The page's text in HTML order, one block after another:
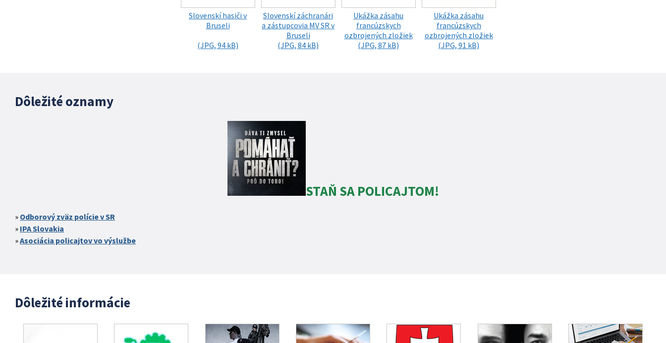
Slovenskí hasiči v
Bruseli
(JPG, 94 kB)
Slovenskí záchranári
a zástupcovia MV SR v
Bruseli
(JPG, 84 kB)
Ukážka zásahu
francúzskych
ozbrojených zložiek
(JPG, 87 kB)
Ukážka zásahu
francúzskych
ozbrojených zložiek
(JPG, 91 kB)
Dôležité oznamy
STAŇ SA POLICAJTOM!
Odborový zväz polície v SR
IPA Slovakia
Asociácia policajtov vo výslužbe
Dôležité informácie